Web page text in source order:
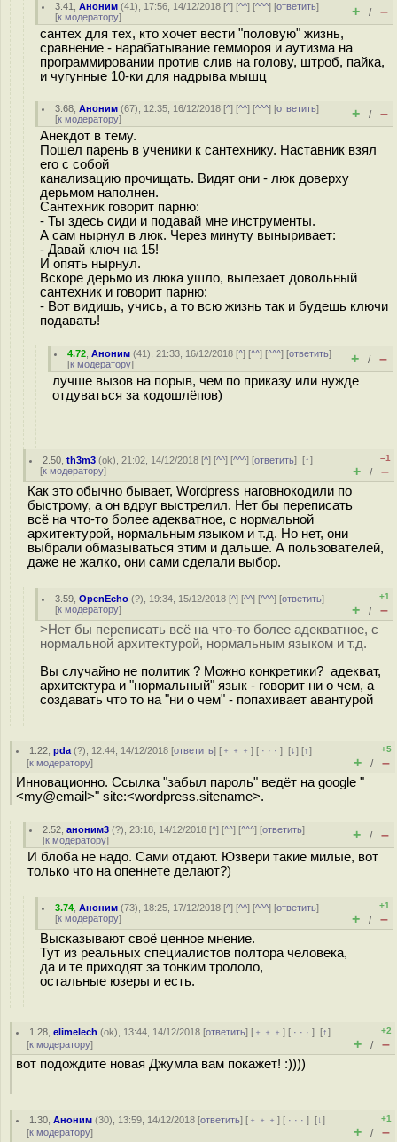
3.41 ,Аноним (41), 17:56, 14/12/2018 [^] [^^] [^^^] [ответить]
[к модератору] + / –
сантех для тех, кто хочет вести "половую" жизнь,
сравнение - нарабатывание геммороя и аутизма на
программировании против слив на голову, штроб, пайка,
и чугунные 10-ки для надрыва мышц
3.68 ,Аноним (67), 12:35, 16/12/2018 [^] [^^] [^^^] [ответить]
[к модератору] + / –
Анекдот в тему.
Пошел парень в ученики к сантехнику. Наставник взял
его с собой
канализацию прочищать. Видят они - люк доверху
дерьмом наполнен.
Сантехник говорит парню:
- Ты здесь сиди и подавай мне инструменты.
А сам нырнул в люк. Через минуту выныривает:
- Давай ключ на 15!
И опять нырнул.
Вскоре дерьмо из люка ушло, вылезает довольный
сантехник и говорит парню:
- Вот видишь, учись, а то всю жизнь так и будешь ключи
подавать!
4.72 ,Аноним (41), 21:33, 16/12/2018 [^] [^^] [^^^] [ответить]
[к модератору] + / –
лучше вызов на порыв, чем по приказу или нужде
отдуваться за кодошлёпов)
2.50 ,th3m3 (ok), 21:02, 14/12/2018 [^] [^^] [^^^] [ответить][↑]
[к модератору]
–1
+ / –
Как это обычно бывает, Wordpress наговнокодили по
быстрому, а он вдруг выстрелил. Нет бы переписать
всё на что-то более адекватное, с нормальной
архитектурой, нормальным языком и т.д. Но нет, они
выбрали обмазываться этим и дальше. А пользователей,
даже не жалко, они сами сделали выбор.
3.59 ,OpenEcho (?), 19:34, 15/12/2018 [^] [^^] [^^^] [ответить]
[к модератору]
+1
+ / –
>Нет бы переписать всё на что-то более адекватное, с
нормальной архитектурой, нормальным языком и т.д.
Вы cлучайно не политик ? Можно конкретики? адекват,
архитектура и "нормальный" язык - говорит ни о чем, а
создавать что то на "ни о чем" - попахивает авантурой
1.22 ,pda (?), 12:44, 14/12/2018 [ответить] [ ﹢﹢﹢] [ · · ·][↓] [↑]
[к модератору]
+5
+ / –
Инновационно. Ссылка "забыл пароль" ведёт на google "
<my@email>" site:<wordpress.sitename>.
2.52 ,аноним3 (?), 23:18, 14/12/2018 [^] [^^] [^^^] [ответить]
[к модератору] + / –
И блоба не надо. Сами отдают. Юзвери такие милые, вот
только что на опеннете делают?)
3.74 ,Аноним (73), 18:25, 17/12/2018 [^] [^^] [^^^] [ответить]
[к модератору]
+1
+ / –
Высказывают своё ценное мнение.
Тут из реальных специалистов полтора человека,
да и те приходят за тонким трололо,
остальные юзеры и есть.
1.28 ,elimelech (ok), 13:44, 14/12/2018 [ответить] [ ﹢﹢﹢] [ · · ·][↑]
[к модератору]
+2
+ / –
вот подождите новая Джумла вам покажет! :))))
1.30 ,Аноним (30), 13:59, 14/12/2018 [ответить] [ ﹢﹢﹢] [ · · ·][↓]
[к модератору]
+1
+ / –